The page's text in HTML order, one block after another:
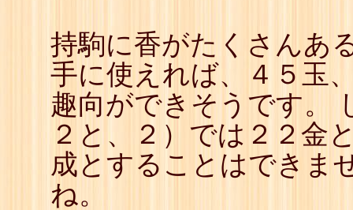
持駒に香がたくさんあ
手に使えれば、４５玉
趣向ができそうです。
２と、２）では２２金
成とすることはできま
ね。